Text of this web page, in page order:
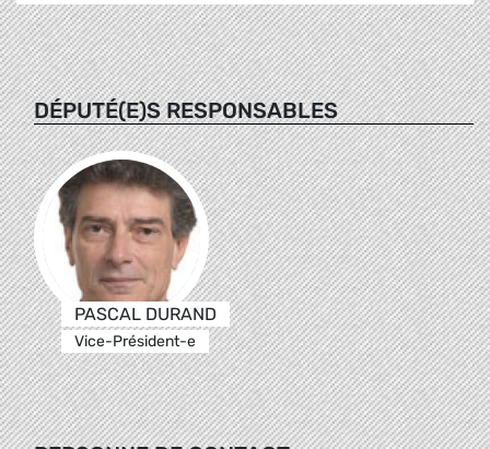
DÉPUTÉ(E)S RESPONSABLES
PASCAL DURAND
Vice-Président-e